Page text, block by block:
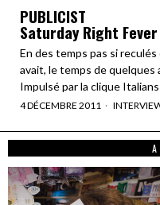
PUBLICIST
Saturday Right Fever
En des temps pas si
avait, le temps de quelques
Impulsé par la clique
4 DÉCEMBRE 2011